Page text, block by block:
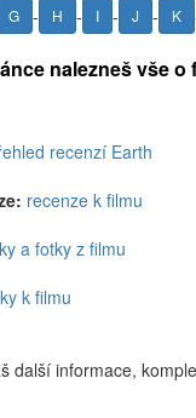
G - H - I - J - K
nalezneš vše o
recenzí Earth
recenze k filmu
a fotky z filmu
k filmu
další informace,